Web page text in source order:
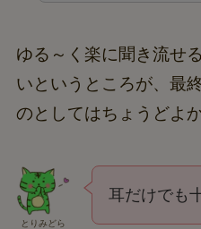
ゆる～く楽に聞き流せ
いというところが、最
のとしてはちょうどよ
とりみどら
耳だけでも